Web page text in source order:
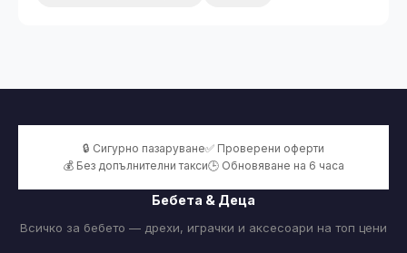
🔒 Сигурно пазаруване✅ Проверени оферти
💰 Без допълнителни такси🕒 Обновяване на 6 часа
Бебета & Деца
Всичко за бебето — дрехи, играчки и аксесоари на топ цени